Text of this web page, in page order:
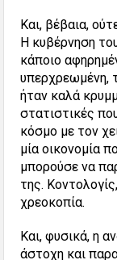
Και, βέβαια,
Η κυβέρνηση
κάποιο
υπερχρεωμένη,
ήταν καλά
στατιστικές
κόσμο με τον
μία οικονομία
μπορούσε να
της.
χρεοκοπία.
Και, φυσικά, η
άστοχη και